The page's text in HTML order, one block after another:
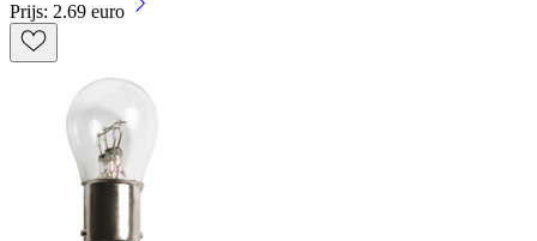
Prijs: 2.69 euro